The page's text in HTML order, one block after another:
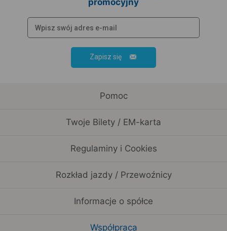
promocyjny
Zapisz się
Pomoc
Twoje Bilety / EM-karta
Regulaminy i Cookies
Rozkład jazdy / Przewoźnicy
Informacje o spółce
Współpraca